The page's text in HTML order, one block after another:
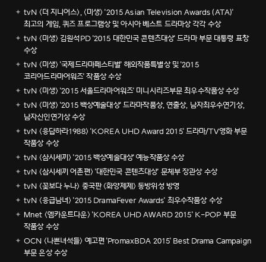
tvN <더 지니어스>, <미생> '2015 Asian Television Awards (ATA)'
최고의 게임, 퀴즈 프로그램상 및 아시아 베스트 드라마상 각각 수상
tvN <미생> 김원석PD '2015 대한민국 콘텐츠대상' 드라마 부문 대통령 표창
수상
tvN <미생> '국제드라마페스티벌' 해외작품특별상 및 '2015
코리아드라마어워즈' 작품상 수상
tvN <미생> '2015 서울드라마어워즈' 미니시리즈부문 최우수작품상 수상
tvN <미생> '2015 백상예술대상' 드라마작품상, 연출상, 남자최우수연기상,
남자신인연기상 수상
tvN <응답하라1988> 'KOREA UHD Award 2015' 드라마/TV영화 부문
작품상 수상
tvN <삼시세끼> '2015 백상예술대상' 예능작품상 수상
tvN <삼시세끼 어촌편> '대한민국 콘텐츠대상' 문체부 장관상 수상
tvN <꽃보다 누나> 중국판 <화양제제> 동방위성 방영
tvN <응급남녀> '2015 DramaFever Awards' 최우수작품상 수상
Mnet <엠카운트다운> 'KOREA UHD AWARD 2015' K-POP 부문
작품상 수상
OCN <나쁜녀석들> 예고편 'PromaxBDA 2015' Best Drama Campaign
부문 은상 수상